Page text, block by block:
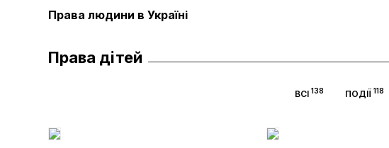
Права людини в Україні
Права дітей
ВСІ138 ПОДІЇ118